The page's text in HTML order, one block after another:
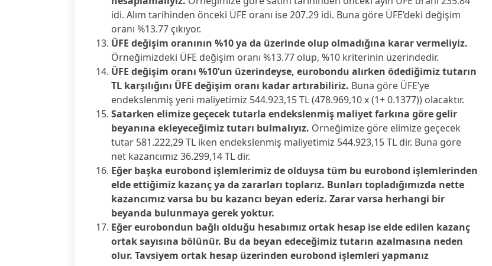
idi. Alım tarihinden önceki ÜFE oranı ise 207.29 idi. Buna göre ÜFE’deki değişim
oranı %13.77 çıkıyor.
ÜFE değişim oranının %10 ya da üzerinde olup olmadığına karar vermeliyiz.
Örneğimizdeki ÜFE değişim oranı %13.77 olup, %10 kriterinin üzerindedir.
ÜFE değişim oranı %10’un üzerindeyse, eurobondu alırken ödediğimiz tutarın
TL karşılığını ÜFE değişim oranı kadar artırabiliriz. Buna göre ÜFE’ye
endekslenmiş yeni maliyetimiz 544.923,15 TL (478.969,10 x (1+ 0.1377)) olacaktır.
Satarken elimize geçecek tutarla endekslenmiş maliyet farkına göre gelir
beyanına ekleyeceğimiz tutarı bulmalıyız. Örneğimize göre elimize geçecek
tutar 581.222,29 TL iken endekslenmiş maliyetimiz 544.923,15 TL dir. Buna göre
net kazancımız 36.299,14 TL dir.
Eğer başka eurobond işlemlerimiz de olduysa tüm bu eurobond işlemlerinden
elde ettiğimiz kazanç ya da zararları toplarız. Bunları topladığımızda nette
kazancımız varsa bu bu kazancı beyan ederiz. Zarar varsa herhangi bir
beyanda bulunmaya gerek yoktur.
Eğer eurobondun bağlı olduğu hesabımız ortak hesap ise elde edilen kazanç
ortak sayısına bölünür. Bu da beyan edeceğimiz tutarın azalmasına neden
olur. Tavsiyem ortak hesap üzerinden eurobond işlemleri yapmanız